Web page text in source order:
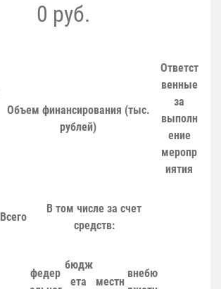
0 руб.
Объем финансирования (тыс.
рублей)
Ответст
венные
за
выполн
ение
меропр
иятия
Всего
В том числе за счет
средств:
федер
бюдж
ета
местн
внебю